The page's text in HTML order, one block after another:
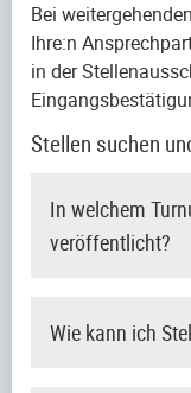
Bei
Ihre:n
in der
Stellen suchen
In welchem
veröffentlicht?
Wie kann ich